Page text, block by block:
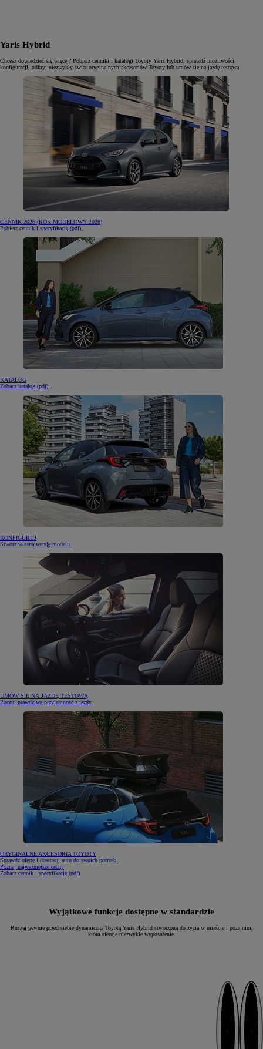
Yaris Hybrid
Chcesz dowiedzieć się więcej? Pobierz cenniki i katalogi Toyoty Yaris Hybrid, sprawdź możliwości
konfiguracji, odkryj niezwykły świat oryginalnych akcesoriów Toyoty lub umów się na jazdę testową.
CENNIK 2026 (ROK MODELOWY 2026)
Pobierz cennik i specyfikację (pdf)
KATALOG
Zobacz katalog (pdf)
KONFIGURUJ
Stwórz własną wersję modelu
UMÓW SIĘ NA JAZDĘ TESTOWĄ
Poczuj prawdziwą przyjemność z jazdy
ORYGINALNE AKCESORIA TOYOTY
Sprawdź ofertę i dostosuj auto do swoich potrzeb
Poznaj najważniejsze cechy
Zobacz cennik i specyfikację (pdf)(Opens in new window)
Wyjątkowe funkcje dostępne w standardzie
Ruszaj pewnie przed siebie dynamiczną Toyotą Yaris Hybrid stworzoną do życia w mieście i poza nim,
która oferuje niezwykłe wyposażenie.
Poprzedni